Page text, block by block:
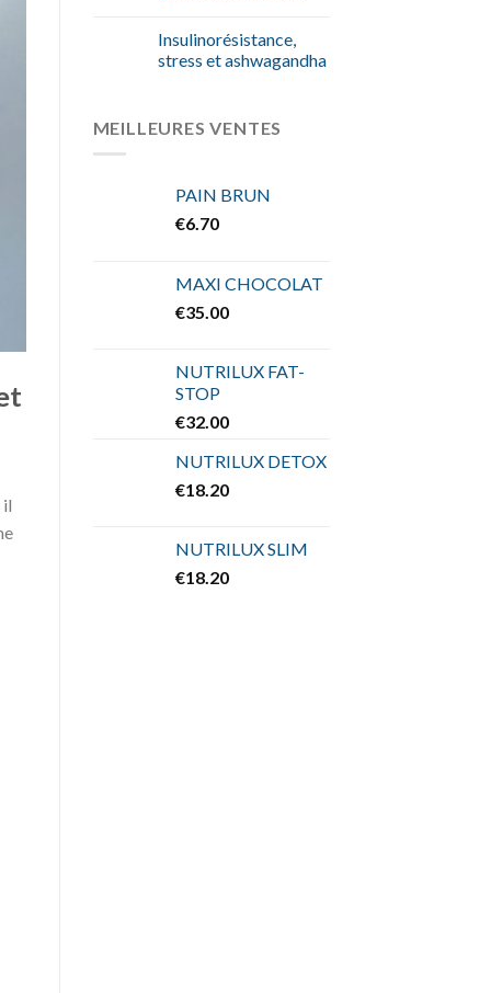
il
Insulinorésistance,
stress et ashwagandha
MEILLEURES VENTES
PAIN BRUN
€6.70
MAXI CHOCOLAT
€35.00
NUTRILUX FAT-
STOP
€32.00
NUTRILUX DETOX
€18.20
NUTRILUX SLIM
€18.20